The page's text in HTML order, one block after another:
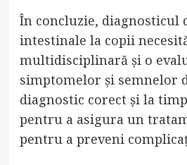
În concluzie, diagnosticul
intestinale la copii
multidisciplinară și o
simptomelor și semnelor
diagnostic corect și la
pentru a asigura un
pentru a preveni